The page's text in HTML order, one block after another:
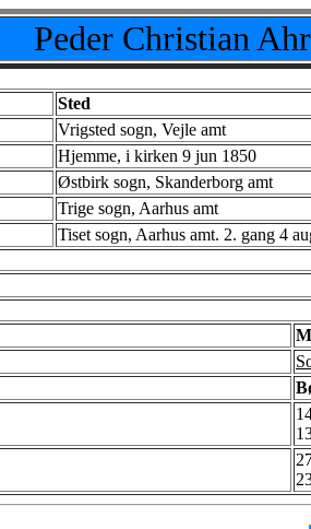
Peder Christian
Sted
Vrigsted sogn, Vejle amt
Hjemme, i kirken 9 jun 1850
Østbirk sogn, Skanderborg amt
Trige sogn, Aarhus amt
Tiset sogn, Aarhus amt. 2. gang 4